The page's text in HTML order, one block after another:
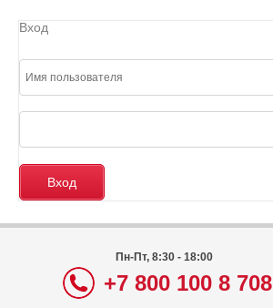
Вход
Пн-Пт, 8:30 - 18:00
+7 800 100 8 708